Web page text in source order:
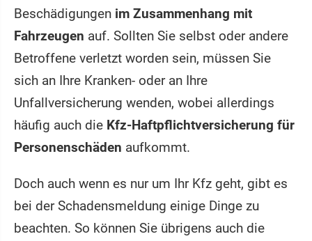
Beschädigungen im Zusammenhang mit
Fahrzeugen auf. Sollten Sie selbst oder andere
Betroffene verletzt worden sein, müssen Sie
sich an Ihre Kranken- oder an Ihre
Unfallversicherung wenden, wobei allerdings
häufig auch die Kfz-Haftpflichtversicherung für
Personenschäden aufkommt.
Doch auch wenn es nur um Ihr Kfz geht, gibt es
bei der Schadensmeldung einige Dinge zu
beachten. So können Sie übrigens auch die